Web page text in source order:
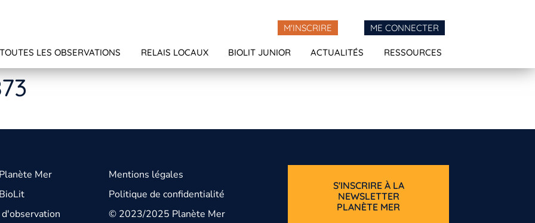
M'INSCRIRE ME CONNECTER
TOUTES LES OBSERVATIONS RELAIS LOCAUX BIOLIT JUNIOR ACTUALITÉS RESSOURCES
Mer
Mentions légales
Politique de confidentialité
© 2023/2025 Planète Mer
S'INSCRIRE À LA
NEWSLETTER
PLANÈTE MER